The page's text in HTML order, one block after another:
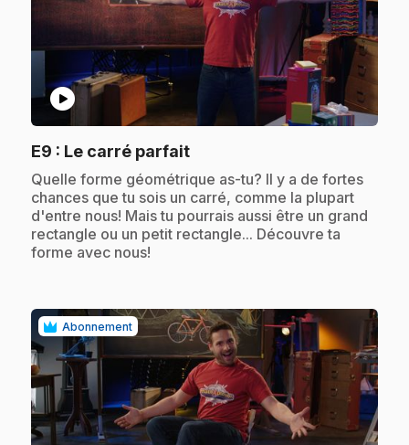
play_circle
E9 : Le carré parfait.
.Quelle forme géométrique as-tu? Il y a de fortes
chances que tu sois un carré, comme la plupart
d'entre nous! Mais tu pourrais aussi être un grand
rectangle ou un petit rectangle... Découvre ta
forme avec nous!
Abonnement